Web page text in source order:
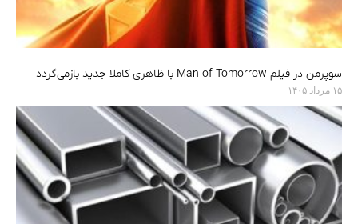
سوپرمن در فیلم Man of Tomorrow با ظاهری کاملا جدید بازمی‌گردد
۱۵ مرداد ۱۴۰۵